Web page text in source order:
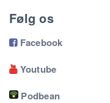
Følg os
Facebook
Youtube
Podbean